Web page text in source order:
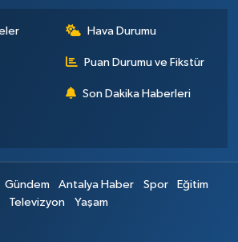
Hava Durumu
Puan Durumu ve Fikstür
Son Dakika Haberleri
Gündem Antalya Haber Spor
Eğitim
Televizyon
Yaşam